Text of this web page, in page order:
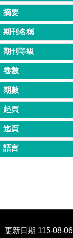
本
所
成
員
博
士
班
碩
士
班
在
職
專
國
更新日期 115-08-06